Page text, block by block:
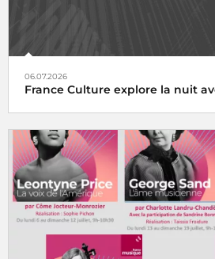
06.07.2026
France Culture explore la nuit